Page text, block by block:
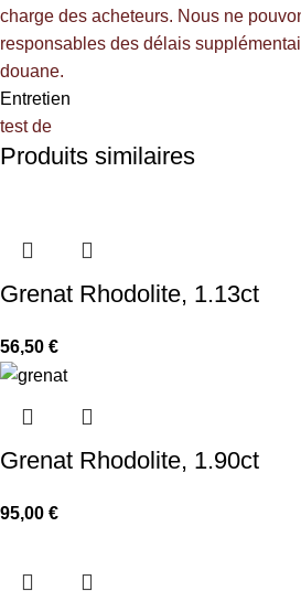
charge des acheteurs. Nous ne
responsables des délais
douane.
Entretien
test de
Produits similaires
Grenat Rhodolite, 1.13ct
56,50 €
Grenat Rhodolite, 1.90ct
95,00 €